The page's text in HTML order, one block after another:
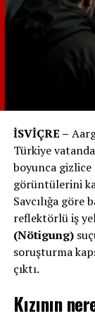
bonus.ch
doğruluyor.
2021’de
ve nihayetinde
Ayrıca, alım
seyretmekte
%24 idi. Aynı
kadar belirgin;
olmayanların
Yanları
Elektrikli
Şarj edilebilir
İSVİÇRE –
Türkiye
boyunca
görüntülerini
Savcılığa göre
reflektörlü iş
(Nötigung)
soruşturma
çıktı.
Kızının